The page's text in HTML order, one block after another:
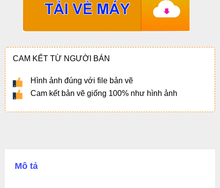
CAM KẾT TỪ NGƯỜI BÁN
Hình ảnh đúng với file bản vẽ
Cam kết bản vẽ giống 100% như hình ảnh
Mô tả